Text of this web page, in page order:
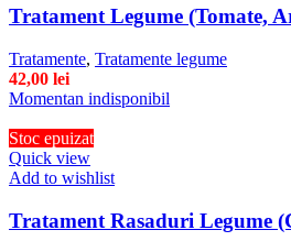
Tratament Legume (Tomate,
Tratamente, Tratamente legume
42,00 lei
Momentan indisponibil
Stoc epuizat
Quick view
Add to wishlist
Tratament Rasaduri Legume